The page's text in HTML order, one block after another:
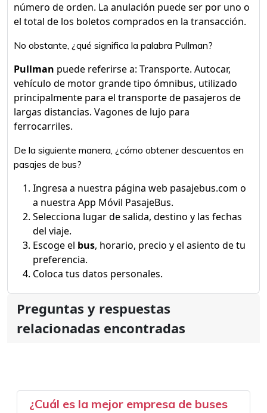
número de orden. La anulación puede ser por uno o
el total de los boletos comprados en la transacción.
No obstante, ¿qué significa la palabra Pullman?
Pullman puede referirse a: Transporte. Autocar,
vehículo de motor grande tipo ómnibus, utilizado
principalmente para el transporte de pasajeros de
largas distancias. Vagones de lujo para
ferrocarriles.
De la siguiente manera, ¿cómo obtener descuentos en
pasajes de bus?
Ingresa a nuestra página web pasajebus.com o
a nuestra App Móvil PasajeBus.
Selecciona lugar de salida, destino y las fechas
del viaje.
Escoge el bus, horario, precio y el asiento de tu
preferencia.
Coloca tus datos personales.
Preguntas y respuestas
relacionadas encontradas
¿Cuál es la mejor empresa de buses